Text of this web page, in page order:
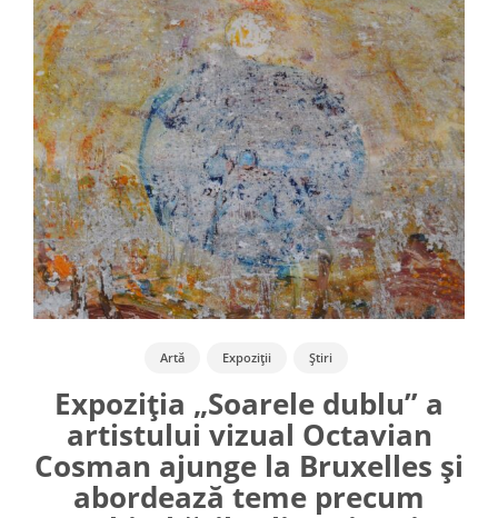
Artă Expoziții Știri
Expoziția „Soarele dublu” a
artistului vizual Octavian
Cosman ajunge la Bruxelles și
abordează teme precum